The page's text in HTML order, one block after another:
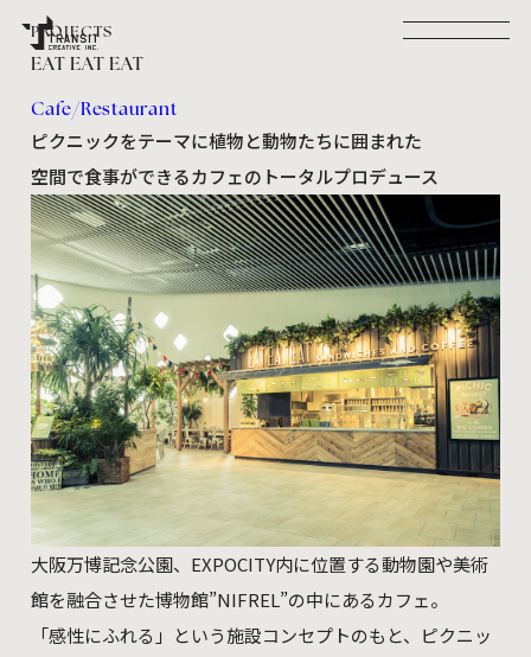
PROJECTS
CONTACT
SITE POLICY
TRANSIT CREATIVE MAIL MAGAZINE
FacebookInstagram
©TRANSIT CREATIVE INC.
PROJECTS
EAT EAT EAT
Cafe/Restaurant
ピクニックをテーマに植物と動物たちに囲まれた
空間で食事ができるカフェのトータルプロデュース
大阪万博記念公園、EXPOCITY内に位置する動物園や美術
館を融合させた博物館”NIFREL”の中にあるカフェ。
「感性にふれる」という施設コンセプトのもと、ピクニッ